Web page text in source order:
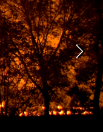
English